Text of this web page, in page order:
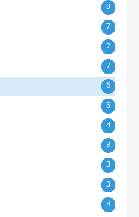
9
7
7
7
6
5
4
3
3
3
3